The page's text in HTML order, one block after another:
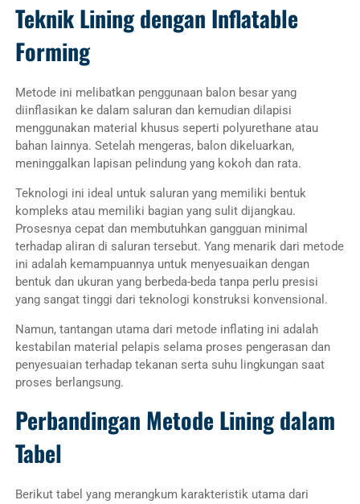
Teknik Lining dengan Inflatable
Forming
Metode ini melibatkan penggunaan balon besar yang
diinflasikan ke dalam saluran dan kemudian dilapisi
menggunakan material khusus seperti polyurethane atau
bahan lainnya. Setelah mengeras, balon dikeluarkan,
meninggalkan lapisan pelindung yang kokoh dan rata.
Teknologi ini ideal untuk saluran yang memiliki bentuk
kompleks atau memiliki bagian yang sulit dijangkau.
Prosesnya cepat dan membutuhkan gangguan minimal
terhadap aliran di saluran tersebut. Yang menarik dari metode
ini adalah kemampuannya untuk menyesuaikan dengan
bentuk dan ukuran yang berbeda-beda tanpa perlu presisi
yang sangat tinggi dari teknologi konstruksi konvensional.
Namun, tantangan utama dari metode inflating ini adalah
kestabilan material pelapis selama proses pengerasan dan
penyesuaian terhadap tekanan serta suhu lingkungan saat
proses berlangsung.
Perbandingan Metode Lining dalam
Tabel
Berikut tabel yang merangkum karakteristik utama dari